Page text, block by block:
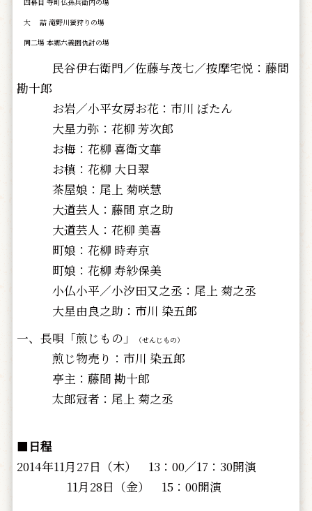
大 詰 滝野川螢狩りの場
同二場 本郷六義園仇討の場
民谷伊右衛門／佐藤与茂七／按摩宅悦：藤間
勘十郎
お岩／小平女房お花：市川 ぼたん
大星力弥：花柳 芳次郎
お梅：花柳 喜衛文華
お槙：花柳 大日翠
茶屋娘：尾上 菊咲慧
大道芸人：藤間 京之助
大道芸人：花柳 美喜
町娘：花柳 時寿京
町娘：花柳 寿紗保美
小仏小平／小汐田又之丞：尾上 菊之丞
大星由良之助：市川 染五郎
一、長唄「煎じもの」
（せんじもの）
煎じ物売り：市川 染五郎
亭主：藤間 勘十郎
太郎冠者：尾上 菊之丞
■ 日程
2014年11月27日（木） 13：00／17：30開演
11月28日（金） 15：00開演